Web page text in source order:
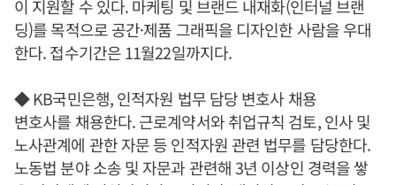
이 지원할 수 있다. 마케팅 및 브랜드 내재화(인터널 브랜
딩)를 목적으로 공간·제품 그래픽을 디자인한 사람을 우대
한다. 접수기간은 11월22일까지다.
◆ KB국민은행, 인적자원 법무 담당 변호사 채용
변호사를 채용한다. 근로계약서와 취업규칙 검토, 인사 및
노사관계에 관한 자문 등 인적자원 관련 법무를 담당한다.
노동법 분야 소송 및 자문과 관련해 3년 이상인 경력을 쌓